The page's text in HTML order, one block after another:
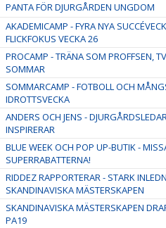
PANTA FÖR DJURGÅRDEN UNGDOM
AKADEMICAMP - FYRA NYA
FLICKFOKUS VECKA 26
PROCAMP - TRÄNA SOM PROFFSEN,
SOMMAR
SOMMARCAMP - FOTBOLL OCH
IDROTTSVECKA
ANDERS OCH JENS -
INSPIRERAR
BLUE WEEK OCH POP UP-BUTIK -
SUPERRABATTERNA!
RIDDEZ RAPPORTERAR - STARK
SKANDINAVISKA MÄSTERSKAPEN
SKANDINAVISKA MÄSTERSKAPEN
PA19